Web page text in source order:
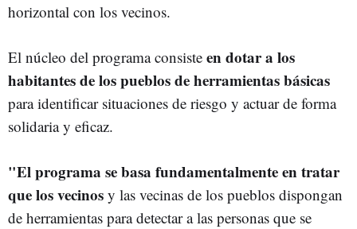
horizontal con los vecinos.
El núcleo del programa consiste en dotar a los
habitantes de los pueblos de herramientas básicas
para identificar situaciones de riesgo y actuar de forma
solidaria y eficaz.
"El programa se basa fundamentalmente en tratar
que los vecinos y las vecinas de los pueblos dispongan
de herramientas para detectar a las personas que se